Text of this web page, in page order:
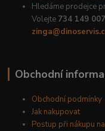
Hledáme prodejce
Volejte 734 149 007
Obchodní
Obchodní podmínky
Jak nakupovat
Postup při nákupu